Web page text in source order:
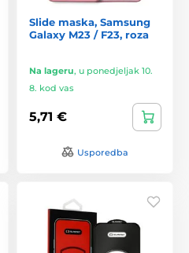
Slide maska, Samsung
Galaxy M23 / F23, roza
Na lageru, u ponedjeljak 10.
8. kod vas
5,71 €
Usporedba